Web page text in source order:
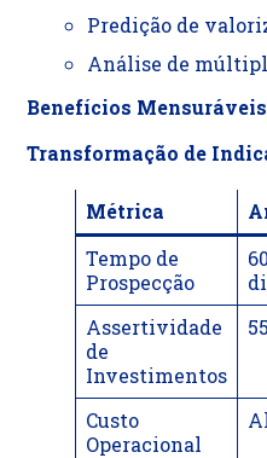
Predição de
Análise de
Benefícios Mensuráveis
Transformação de
Métrica
Tempo de
Prospecção
60
Assertividade
de
Investimentos
Custo
Operacional